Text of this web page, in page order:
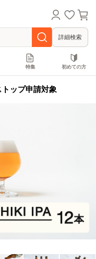
詳細検索
特集 初めての方
ップ申請対象